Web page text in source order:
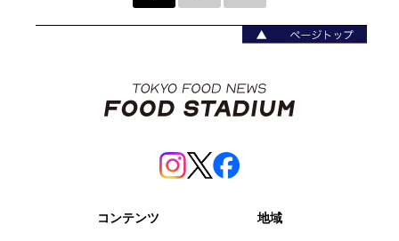
コンテンツ
地域